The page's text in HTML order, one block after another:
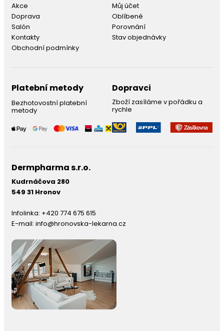
Akce
Doprava
Salón
Kontakty
Obchodní podmínky
Můj účet
Oblíbené
Porovnání
Stav objednávky
Platební metody
Bezhotovostní platební
metody
Dopravci
Zboží zasíláme v pořádku a
rychle
Dermpharma s.r.o.
Kudrnáčova 280
549 31 Hronov
Infolinka: +420 774 675 615
E-mail: info@hronovska-lekarna.cz